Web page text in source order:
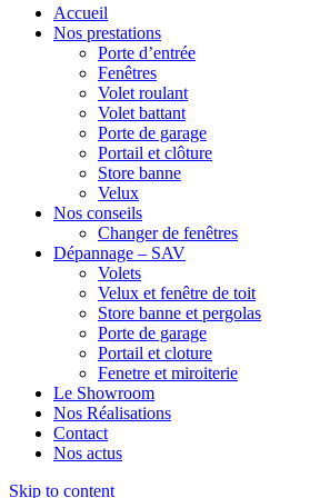
Accueil
Nos prestations
Porte d’entrée
Fenêtres
Volet roulant
Volet battant
Porte de garage
Portail et clôture
Store banne
Velux
Nos conseils
Changer de fenêtres
Dépannage – SAV
Volets
Velux et fenêtre de toit
Store banne et pergolas
Porte de garage
Portail et cloture
Fenetre et miroiterie
Le Showroom
Nos Réalisations
Contact
Nos actus
Skip to content